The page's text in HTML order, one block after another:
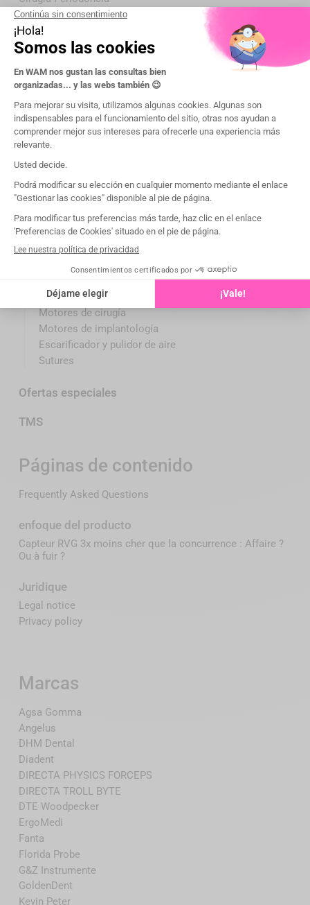
Surgery Motors & Ultrasonic Scalers
FLORIDA PROBE _ Encuesta asistida
Instrumentación de higiene
O'Hehir Curettas
Cureta de detartraje
Sonda periodontal
Kits de higiene
Laser
LASCHAL _ Porta-Agujas
LASCHAL _ Tijeras
LASCHAL _ Tunnel Graft Forceps
LASCHAL _ Périotomes
Scalpels
MD GUIDE Guía quirúrgica
PHYSICS FORCEPS _ Extracciones atraumáticas
Pieza de mano
Motores de cirugía
Motores de implantología
Escarificador y pulidor de aire
Sutures
Ofertas especiales
TMS
Páginas de contenido
Frequently Asked Questions
enfoque del producto
Capteur RVG 3x moins cher que la concurrence : Affaire ?
Ou à fuir ?
Juridique
Legal notice
Privacy policy
Marcas
Agsa Gomma
Angelus
DHM Dental
Diadent
DIRECTA PHYSICS FORCEPS
DIRECTA TROLL BYTE
DTE Woodpecker
ErgoMedi
Fanta
Florida Probe
G&Z Instrumente
GoldenDent
Kevin Peter